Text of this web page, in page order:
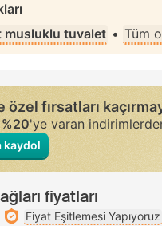
musluklu tuvalet • Tüm
fırsatları
%20'ye varan
kaydol
fiyatları
Fiyat Eşitlemesi Yapıyoruz